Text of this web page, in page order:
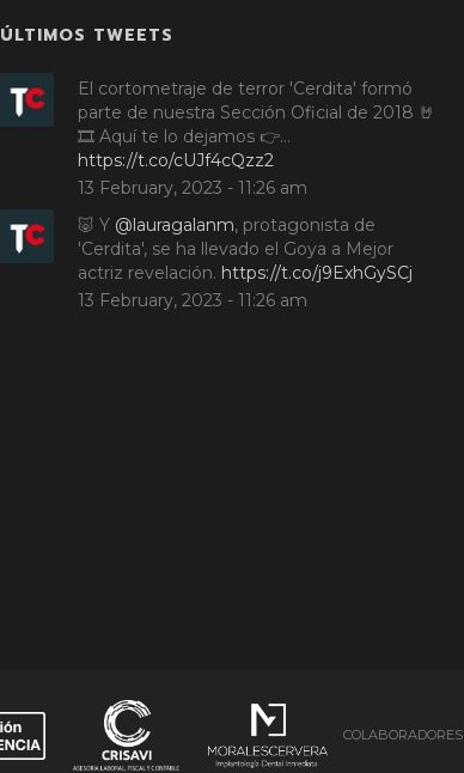
ÚLTIMOS TWEETS
El cortometraje de terror 'Cerdita' formó
parte de nuestra Sección Oficial de 2018 🤘
🎞️ Aquí te lo dejamos 👉…
https://t.co/cUJf4cQzz2
13 February, 2023 - 11:26 am
🐷 Y @lauragalanm, protagonista de
'Cerdita', se ha llevado el Goya a Mejor
actriz revelación. https://t.co/j9ExhGySCj
13 February, 2023 - 11:26 am
COLABORADORES